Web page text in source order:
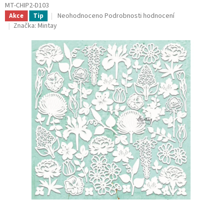
MT-CHIP2-D103
Akce Tip
Průměrné
hodnocení
je
0,0
z
5
hvězdiček.
Neohodnoceno Podrobnosti hodnocení
Značka: Mintay